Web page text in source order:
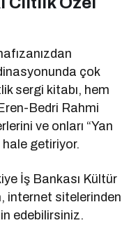
çok
sergi kitabı, hem
Bedri Rahmi
ve onları “Yan
hale getiriyor.
İş Bankası Kültür
internet sitelerinden
edebilirsiniz.